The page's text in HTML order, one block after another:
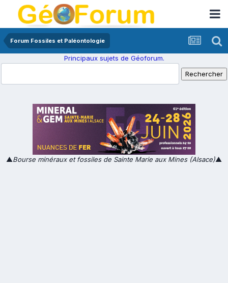
Forum Fossiles et Paléontologie
Principaux sujets de Géoforum.
▲Bourse minéraux et fossiles de Sainte Marie aux Mines (Alsace)▲